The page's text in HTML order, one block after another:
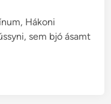
Hákoni
sem bjó ásamt